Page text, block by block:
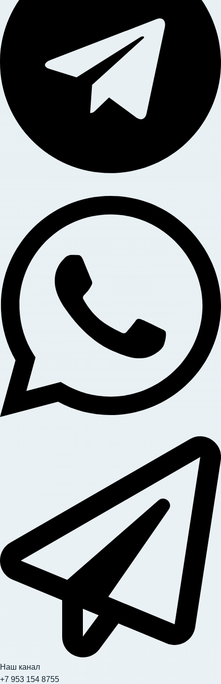
Наш канал
+7 953 154 8755